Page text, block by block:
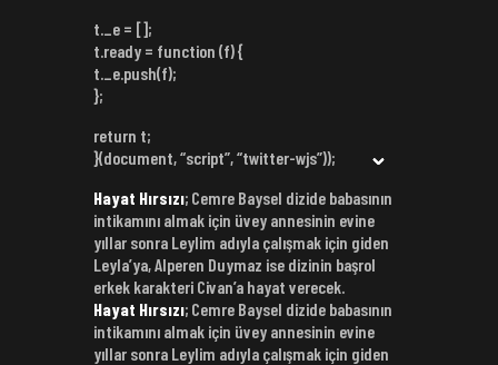
t._e = [];
t.ready = function (f) {
t._e.push(f);
};
return t;
}(document, “script”, “twitter-wjs”));
Hayat Hırsızı; Cemre Baysel dizide babasının
intikamını almak için üvey annesinin evine
yıllar sonra Leylim adıyla çalışmak için giden
Leyla’ya, Alperen Duymaz ise dizinin başrol
erkek karakteri Civan’a hayat verecek.
Hayat Hırsızı; Cemre Baysel dizide babasının
intikamını almak için üvey annesinin evine
yıllar sonra Leylim adıyla çalışmak için giden